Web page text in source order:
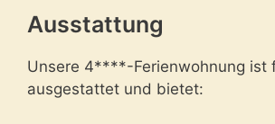
Ausstattung
Unsere 4****-Ferienwohnung ist
ausgestattet und bietet: